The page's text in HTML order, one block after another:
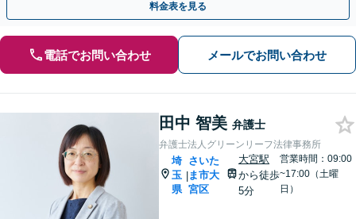
料金表を見る
電話でお問い合わせ メールでお問い合わせ
田中 智美 弁護士
弁護士法人グリーンリーフ法律事務所
埼
玉
県
|
さいた
ま市大
宮区
大宮駅
から徒歩
5分
営業時間：09:00
~17:00（土曜
日）